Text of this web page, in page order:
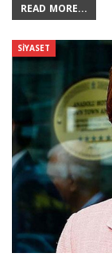
READ MORE...
SIYASET